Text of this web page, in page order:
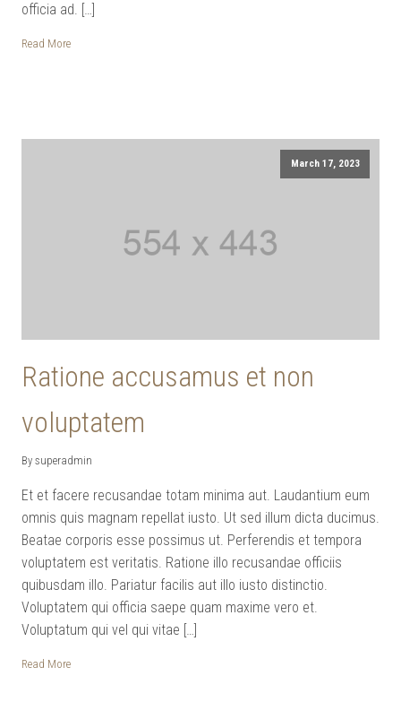
officia ad. […]
Read More
March 17, 2023
Ratione accusamus et non
voluptatem
By superadmin
Et et facere recusandae totam minima aut. Laudantium eum
omnis quis magnam repellat iusto. Ut sed illum dicta ducimus.
Beatae corporis esse possimus ut. Perferendis et tempora
voluptatem est veritatis. Ratione illo recusandae officiis
quibusdam illo. Pariatur facilis aut illo iusto distinctio.
Voluptatem qui officia saepe quam maxime vero et.
Voluptatum qui vel qui vitae […]
Read More